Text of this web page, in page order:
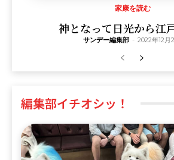
家康を読む
神となって日光から江
サンデー編集部 - 2022年12月
編集部イチオシッ！